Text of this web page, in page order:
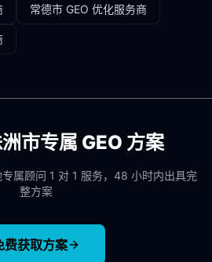
常德市 GEO 优化服务商
市专属 GEO 方案
属顾问 1 对 1 服务，48 小时内出具完
整方案
费获取方案